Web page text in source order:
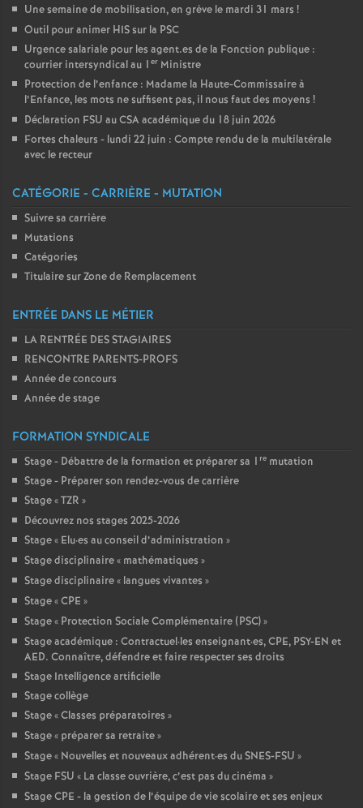
Une semaine de mobilisation, en grève le mardi 31 mars !
Outil pour animer HIS sur la PSC
Urgence salariale pour les agent.es de la Fonction publique :
courrier intersyndical au 1 er Ministre
Protection de l’enfance : Madame la Haute-Commissaire à
l’Enfance, les mots ne suffisent pas, il nous faut des moyens !
Déclaration FSU au CSA académique du 18 juin 2026
Fortes chaleurs - lundi 22 juin : Compte rendu de la multilatérale
avec le recteur
CATÉGORIE - CARRIÈRE - MUTATION
Suivre sa carrière
Mutations
Catégories
Titulaire sur Zone de Remplacement
ENTRÉE DANS LE MÉTIER
LA RENTRÉE DES STAGIAIRES
RENCONTRE PARENTS-PROFS
Année de concours
Année de stage
FORMATION SYNDICALE
Stage - Débattre de la formation et préparer sa 1 re mutation
Stage - Préparer son rendez-vous de carrière
Stage «TZR »
Découvrez nos stages 2025-2026
Stage « Elu·es au conseil d’administration »
Stage disciplinaire « mathématiques »
Stage disciplinaire « langues vivantes »
Stage «CPE »
Stage « Protection Sociale Complémentaire (PSC)»
Stage académique : Contractuel·les enseignant·es, CPE, PSY-EN et
AED. Connaître, défendre et faire respecter ses droits
Stage Intelligence artificielle
Stage collège
Stage «Classes préparatoires »
Stage « préparer sa retraite»
Stage « Nouvelles et nouveaux adhérent·es du SNES-FSU »
Stage FSU « La classe ouvrière, c’est pas du cinéma »
Stage CPE - la gestion de l’équipe de vie scolaire et ses enjeux